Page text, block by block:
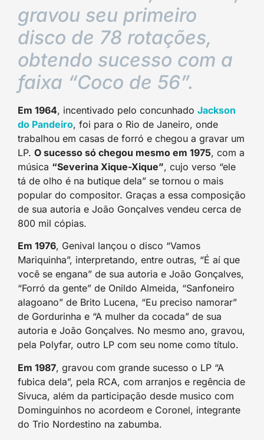
gravou seu primeiro
disco de 78 rotações,
obtendo sucesso com a
faixa “Coco de 56”.
Em 1964, incentivado pelo concunhado Jackson
do Pandeiro, foi para o Rio de Janeiro, onde
trabalhou em casas de forró e chegou a gravar um
LP. O sucesso só chegou mesmo em 1975, com a
música “Severina Xique-Xique”, cujo verso “ele
tá de olho é na butique dela” se tornou o mais
popular do compositor. Graças a essa composição
de sua autoria e João Gonçalves vendeu cerca de
800 mil cópias.
Em 1976, Genival lançou o disco “Vamos
Mariquinha”, interpretando, entre outras, “É aí que
você se engana” de sua autoria e João Gonçalves,
“Forró da gente” de Onildo Almeida, “Sanfoneiro
alagoano” de Brito Lucena, “Eu preciso namorar”
de Gordurinha e “A mulher da cocada” de sua
autoria e João Gonçalves. No mesmo ano, gravou,
pela Polyfar, outro LP com seu nome como título.
Em 1987, gravou com grande sucesso o LP “A
fubica dela”, pela RCA, com arranjos e regência de
Sivuca, além da participação desde musico com
Dominguinhos no acordeom e Coronel, integrante
do Trio Nordestino na zabumba.